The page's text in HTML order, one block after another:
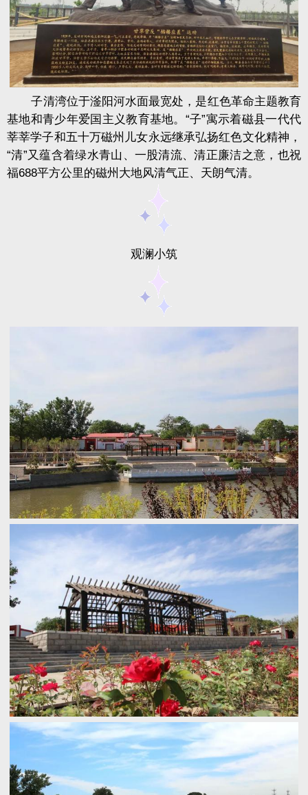
子清湾位于滏阳河水面最宽处，是红色革命主题教育
基地和青少年爱国主义教育基地。“子”寓示着磁县一代代
莘莘学子和五十万磁州儿女永远继承弘扬红色文化精神，
“清”又蕴含着绿水青山、一股清流、清正廉洁之意，也祝
福688平方公里的磁州大地风清气正、天朗气清。
观澜小筑